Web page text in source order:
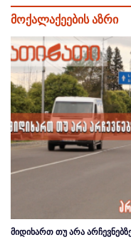
მოქალაქეების აზრი
მიდიხართ თუ არა